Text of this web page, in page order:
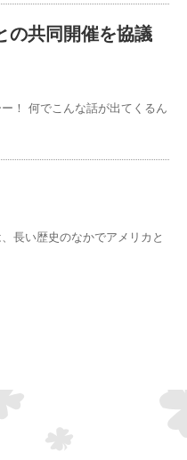
の共同開催を協議
！ 何でこんな話が出てくるん
長い歴史のなかでアメリカと